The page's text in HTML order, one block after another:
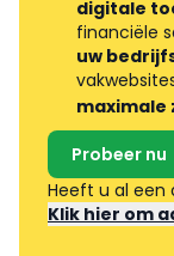
digitale
financiële
uw
Probeer nu
Heeft u al een
Klik hier om